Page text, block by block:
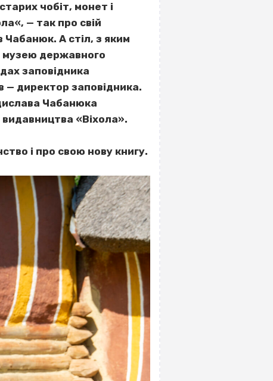
чобіт, монет і
— так про свій
Чабанюк. А стіл, з яким
музею державного
заповідника
— директор заповідника.
Чабанюка
«Віхола».
і про свою нову книгу.